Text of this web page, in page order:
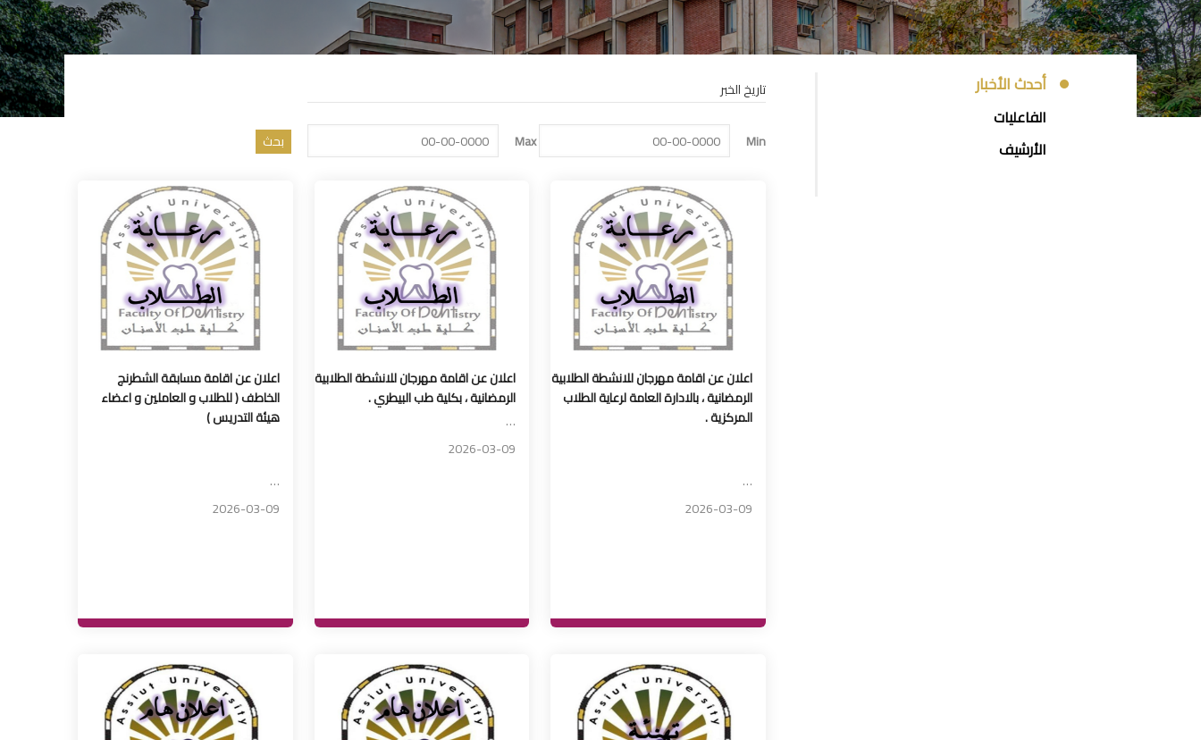
تاريخ الخبر
Min
Max
اعلان عن اقامة مهرجان للانشطة الطلابية
الرمضانية ، بالادارة العامة لرعاية الطلاب
المركزية .
…
2026-03-09
اعلان عن اقامة مهرجان للانشطة الطلابية
الرمضانية ، بكلية طب البيطري .
…
2026-03-09
اعلان عن اقامة مسابقة الشطرنج
الخاطف ( للطلاب و العاملين و اعضاء
هيئة التدريس )
…
2026-03-09
EVENTS أحدث الأخبار
الفاعليات
الأرشيف